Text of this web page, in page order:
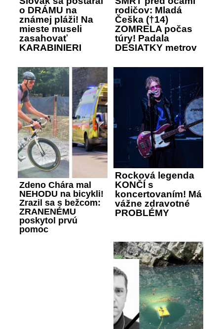
o DRÁMU na
známej pláži! Na
mieste museli
zasahovať
KARABINIERI
rodičov: Mladá
Češka (†14)
ZOMRELA počas
túry! Padala
DESIATKY metrov
Zdeno Chára mal
NEHODU na bicykli!
Zrazil sa s bežcom:
ZRANENÉMU
poskytol prvú
pomoc
Rocková legenda
KONČÍ s
koncertovaním! Má
vážne zdravotné
PROBLÉMY